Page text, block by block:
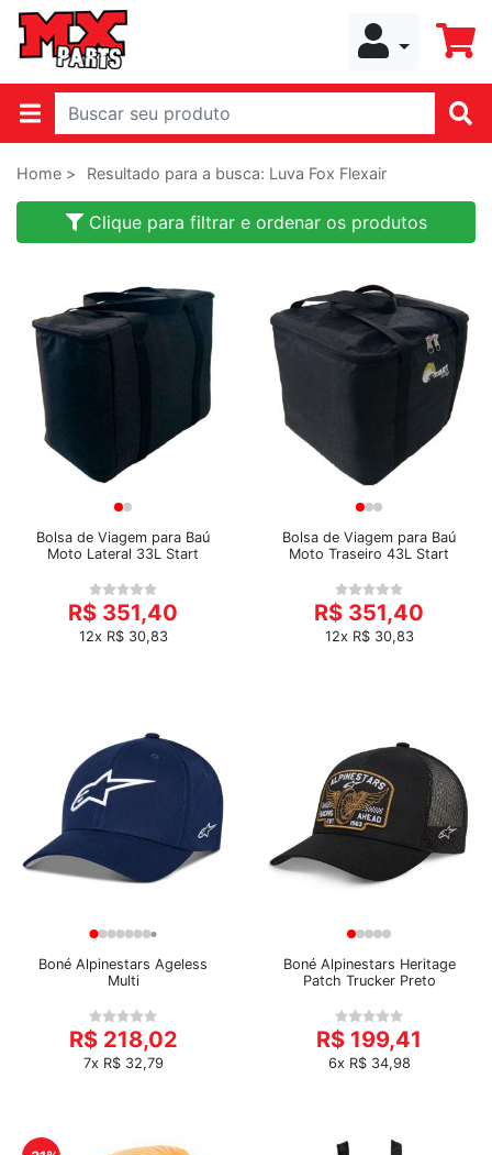
Home > Resultado para a busca: Luva Fox Flexair
Clique para filtrar e ordenar os produtos
Bolsa de Viagem para Baú
Moto Lateral 33L Start
R$ 351,40
12x R$ 30,83
Bolsa de Viagem para Baú
Moto Traseiro 43L Start
R$ 351,40
12x R$ 30,83
Boné Alpinestars Ageless
Multi
R$ 218,02
7x R$ 32,79
Boné Alpinestars Heritage
Patch Trucker Preto
R$ 199,41
6x R$ 34,98